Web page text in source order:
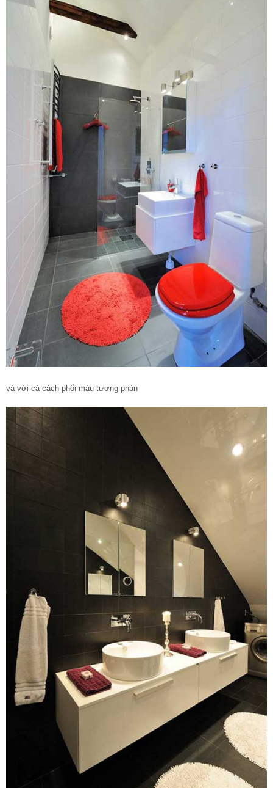
và với cả cách phối màu tương phản